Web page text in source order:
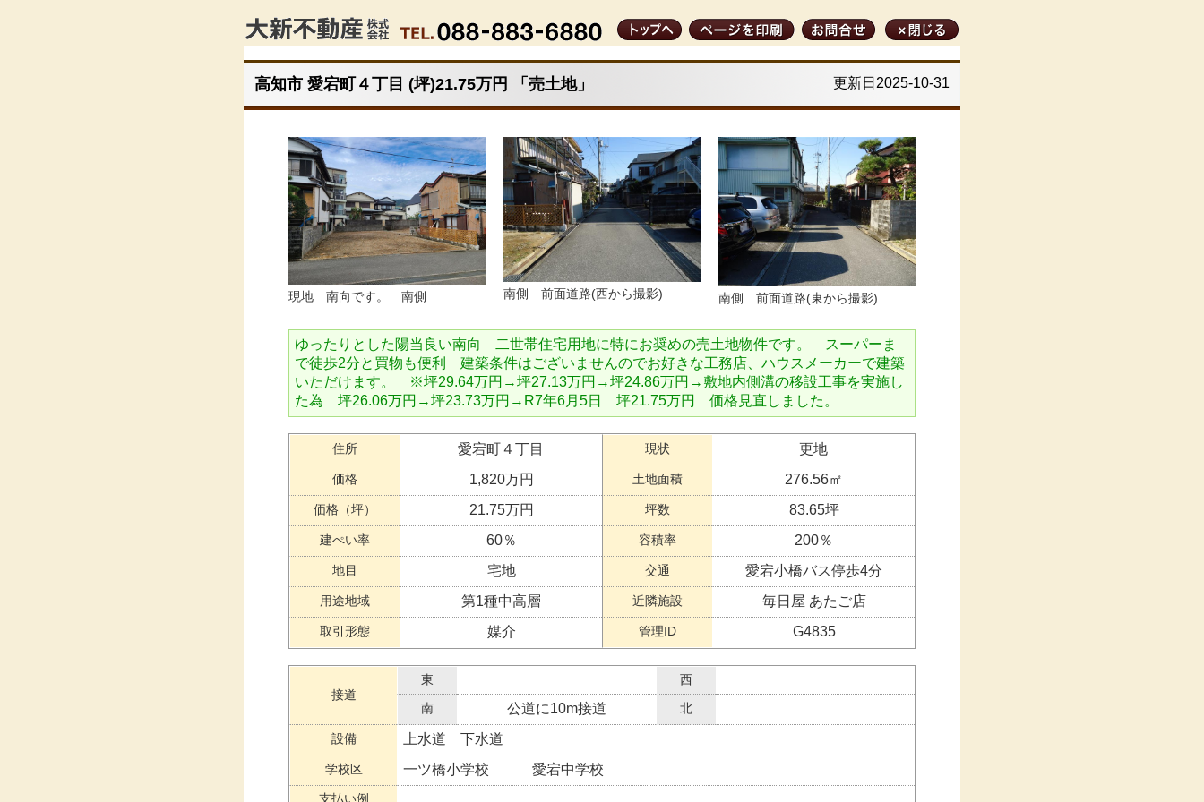
高知市 愛宕町４丁目 (坪)21.75万円 「売土地」 更新日2025-10-31
現地 南向です。 南側 南側 前面道路(西から撮影) 南側 前面道路(東から撮影)
ゆったりとした陽当良い南向 二世帯住宅用地に特にお奨めの売土地物件です。 スーパーま
で徒歩2分と買物も便利 建築条件はございませんのでお好きな工務店、ハウスメーカーで建築
いただけます。 ※坪29.64万円→坪27.13万円→坪24.86万円→敷地内側溝の移設工事を実施し
た為 坪26.06万円→坪23.73万円→R7年6月5日 坪21.75万円 価格見直しました。
住所 愛宕町４丁目 現状 更地
価格 1,820万円 土地面積 276.56㎡
価格（坪） 21.75万円 坪数 83.65坪
建ぺい率 60％ 容積率 200％
地目 宅地 交通 愛宕小橋バス停歩4分
用途地域 第1種中高層 近隣施設 毎日屋 あたご店
取引形態 媒介 管理ID G4835
接道
東
西
南
公道に10m接道 北
設備 上水道 下水道
学校区 一ツ橋小学校 愛宕中学校
支払い例